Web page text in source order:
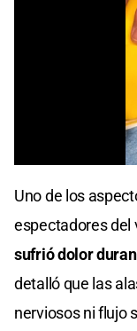
of
seconds
Uno de los
espectadores del
sufrió dolor
detalló que las
nerviosos ni flujo